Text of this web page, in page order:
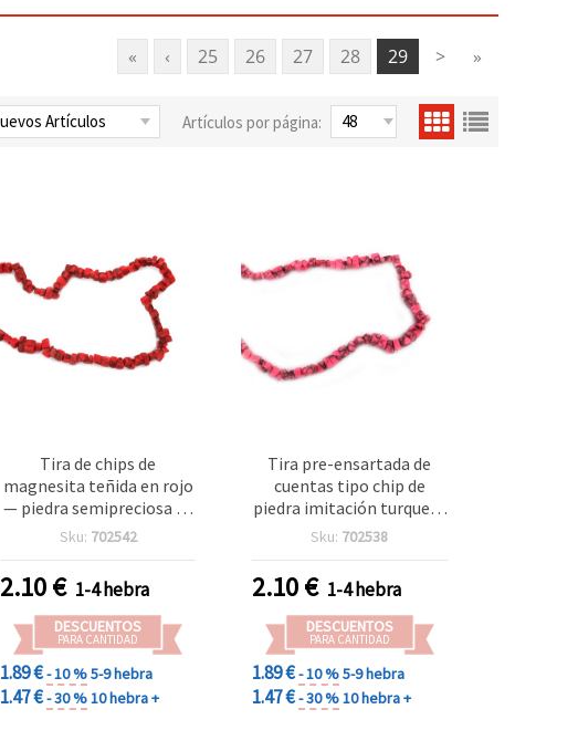
« ‹ 25 26 27 28 29 > »
Artículos por página:
Tira de chips de
magnesita teñida en rojo
— piedra semipreciosa 5–
7 mm, aprox. 90 cm (35
abalorios y manualidades
DIY
Sku: 702542
2.10€ 1-4 hebra
DESCUENTOS
PARA CANTIDAD
1.89 €- 10 %5-9 hebra
1.47 €- 30 %10 hebra +
Tira pre-ensartada de
cuentas tipo chip de
piedra imitación turquesa
rosa, 5–7 mm, aprox. 90
joyería y manualidades
DIY
Sku: 702538
2.10€ 1-4 hebra
DESCUENTOS
PARA CANTIDAD
1.89 €- 10 %5-9 hebra
1.47 €- 30 %10 hebra +